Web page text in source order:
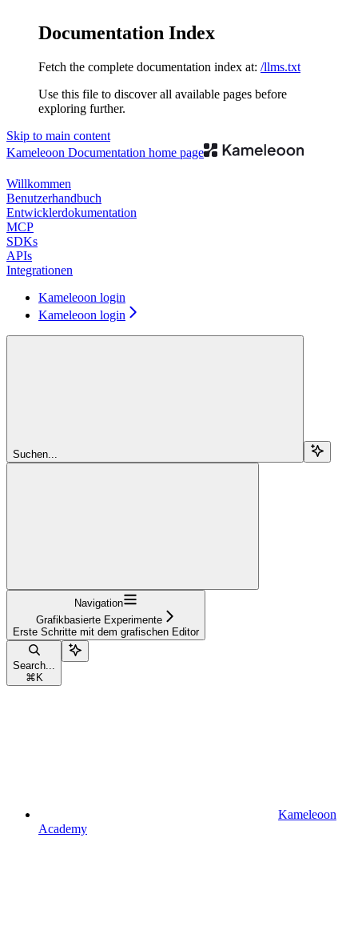
Documentation Index
Fetch the complete documentation index at: /llms.txt
Use this file to discover all available pages before
exploring further.
Skip to main content
Kameleoon Documentation home page
Willkommen
Benutzerhandbuch
Entwicklerdokumentation
MCP
SDKs
APIs
Integrationen
Kameleoon login
Kameleoon login
Suchen...
Navigation
Grafikbasierte Experimente
Erste Schritte mit dem grafischen Editor
Search...
⌘ K
Kameleoon
Academy